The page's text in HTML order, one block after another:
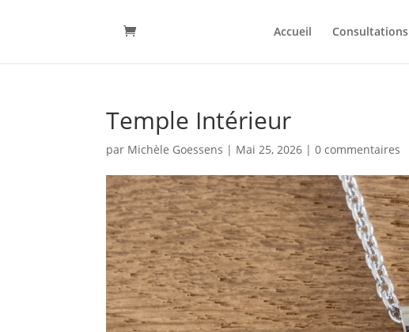
Accueil Consultations
Temple Intérieur
par Michèle Goessens | Mai 25, 2026 |0 commentaires